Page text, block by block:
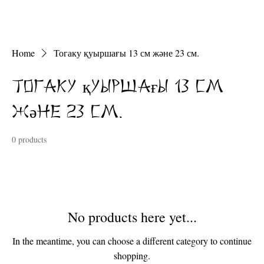
Home Тогаку қуыршағы 13 см және 23 см.
Тогаку қуыршағы 13 см
және 23 см.
0 products
No products here yet...
In the meantime, you can choose a different category to continue
shopping.